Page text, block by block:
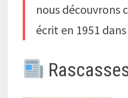
nous découvrons
écrit en 1951